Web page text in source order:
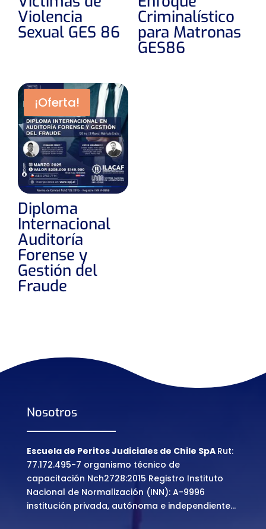
Violencia
Sexual GES 86
Criminalístico
para Matronas
GES86
¡Oferta!
Diploma
Internacional
Auditoría
Forense y
Gestión del
Fraude
Nosotros
Escuela de Peritos Judiciales de Chile SpA Rut:
77.172.495-7 organismo técnico de
capacitación Nch2728:2015 Registro Instituto
Nacional de Normalización (INN): A-9996
institución privada, autónoma e independiente…